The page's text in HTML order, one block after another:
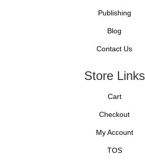
Publishing
Blog
Contact Us
Store Links
Cart
Checkout
My Account
TOS